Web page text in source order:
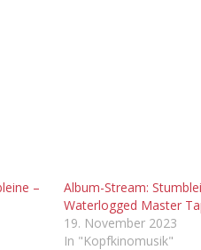
–
Album-Stream:
Waterlogged Master
19. November 2023
In "Kopfkinomusik"